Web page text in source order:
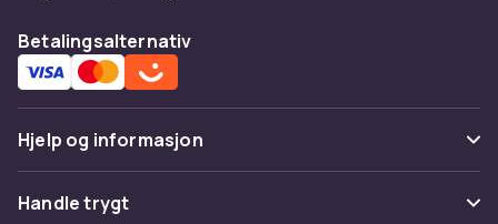
Betalingsalternativ
Hjelp og informasjon
Vanlige spørsmål
Handle trygt